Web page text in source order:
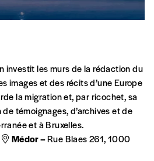
n’a pas de patrie. Alors
te parler. Et je ne le fais pas seul.
Etterbeek